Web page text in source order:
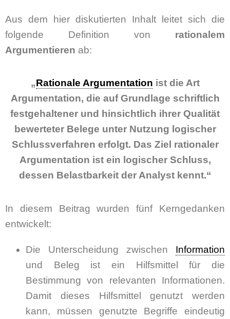
Aus dem hier diskutierten Inhalt leitet sich die
folgende Definition von rationalem
Argumentieren ab:
„Rationale Argumentation ist die Art
Argumentation, die auf Grundlage schriftlich
festgehaltener und hinsichtlich ihrer Qualität
bewerteter Belege unter Nutzung logischer
Schlussverfahren erfolgt. Das Ziel rationaler
Argumentation ist ein logischer Schluss,
dessen Belastbarkeit der Analyst kennt.“
In diesem Beitrag wurden fünf Kerngedanken
entwickelt:
Die Unterscheidung zwischen Information
und Beleg ist ein Hilfsmittel für die
Bestimmung von relevanten Informationen.
Damit dieses Hilfsmittel genutzt werden
kann, müssen genutzte Begriffe eindeutig